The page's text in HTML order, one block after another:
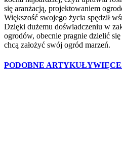
się aranżacją, projektowaniem
Większość swojego życia spędził
Dzięki dużemu doświadczeniu w
ogrodów, obecnie pragnie dzielić
chcą założyć swój ogród marzeń.
PODOBNE ARTYKUŁY